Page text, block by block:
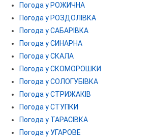
Погода у РОЖИЧНА
Погода у РОЗДОЛІВКА
Погода у САБАРІВКА
Погода у СИНАРНА
Погода у СКАЛА
Погода у СКОМОРОШКИ
Погода у СОЛОГУБІВКА
Погода у СТРИЖАКІВ
Погода у СТУПКИ
Погода у ТАРАСІВКА
Погода у УГАРОВЕ